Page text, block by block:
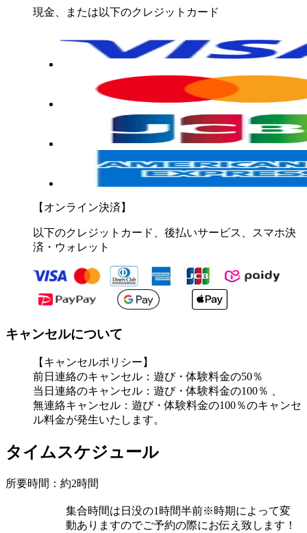
現金、または以下のクレジットカード
【オンライン決済】
以下のクレジットカード、後払いサービス、スマホ決
済・ウォレット
キャンセルについて
【キャンセルポリシー】
前日連絡のキャンセル：遊び・体験料金の50％
当日連絡のキャンセル：遊び・体験料金の100％ 、
無連絡キャンセル：遊び・体験料金の100％のキャンセ
ル料金が発生いたします。
タイムスケジュール
所要時間：約2時間
集合時間は日没の1時間半前※時期によって変
動ありますのでご予約の際にお伝え致します！